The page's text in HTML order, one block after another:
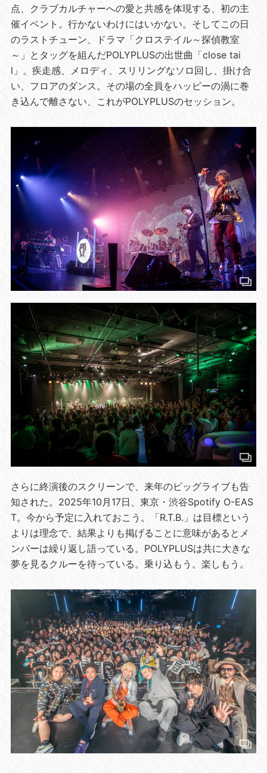
点、クラブカルチャーへの愛と共感を体現する、初の主
催イベント。行かないわけにはいかない。そしてこの日
のラストチューン、ドラマ「クロステイル～探偵教室
～」とタッグを組んだPOLYPLUSの出世曲「close tai
l」。疾走感、メロディ、スリリングなソロ回し、掛け合
い、フロアのダンス。その場の全員をハッピーの渦に巻
き込んで離さない、これがPOLYPLUSのセッション。
さらに終演後のスクリーンで、来年のビッグライブも告
知された。2025年10月17日、東京・渋谷Spotify O-EAS
T。今から予定に入れておこう。「R.T.B.」は目標という
よりは理念で、結果よりも掲げることに意味があるとメ
ンバーは繰り返し語っている。POLYPLUSは共に大きな
夢を見るクルーを待っている。乗り込もう。楽しもう。